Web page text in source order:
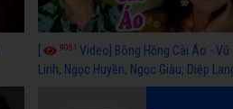
[ 9051 Video] Bông Hồng Cài Áo - Vũ
Linh, Ngọc Huyền, Ngọc Giàu, Diệp